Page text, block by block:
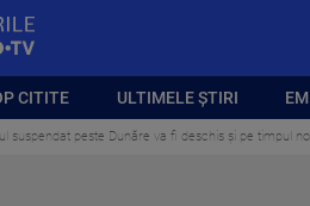
CITITE ULTIMELE ȘTIRI
suspendat peste Dunăre va fi deschis şi pe timpul